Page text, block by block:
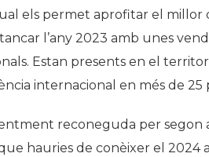
els permet aprofitar el millor
l’any 2023 amb unes
Estan presents en el
internacional en més de 25
reconeguda per segon
hauries de conèixer el 2024